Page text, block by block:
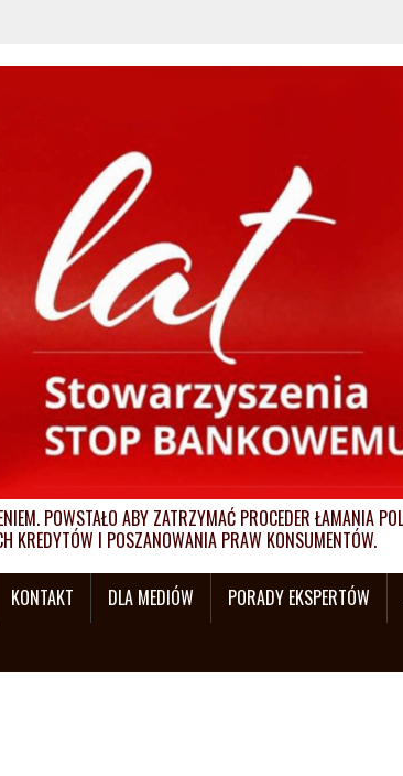
POWSTAŁO ABY ZATRZYMAĆ PROCEDER ŁAMANIA
KREDYTÓW I POSZANOWANIA PRAW KONSUMENTÓW.
KONTAKT DLA MEDIÓW PORADY EKSPERTÓW